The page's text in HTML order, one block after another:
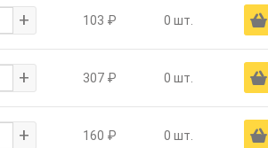
+ 103 ₽ 0 шт. Ä
+ 307 ₽ 0 шт. Ä
+ 160 ₽ 0 шт. Ä